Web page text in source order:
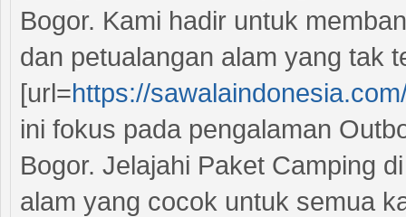
Bogor. Kami hadir untuk
dan petualangan alam yang tak
[url=https://
ini fokus pada pengalaman
Bogor. Jelajahi Paket Camping
alam yang cocok untuk semua